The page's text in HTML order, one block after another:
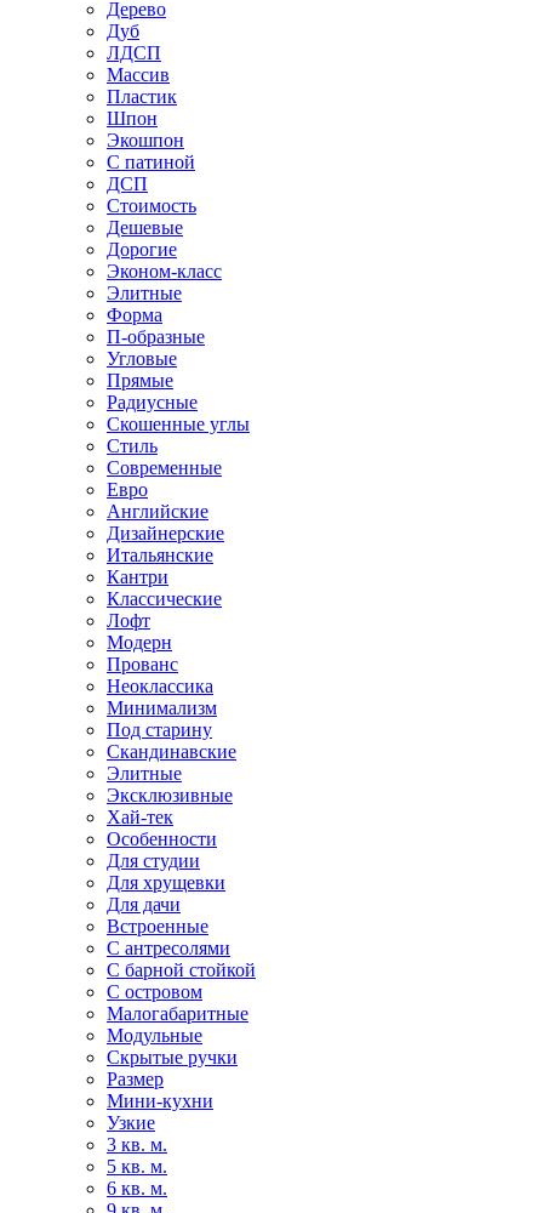
Дерево
Дуб
ЛДСП
Массив
Пластик
Шпон
Экошпон
С патиной
ДСП
Стоимость
Дешевые
Дорогие
Эконом-класс
Элитные
Форма
П-образные
Угловые
Прямые
Радиусные
Скошенные углы
Стиль
Современные
Евро
Английские
Дизайнерские
Итальянские
Кантри
Классические
Лофт
Модерн
Прованс
Неоклассика
Минимализм
Под старину
Скандинавские
Элитные
Эксклюзивные
Хай-тек
Особенности
Для студии
Для хрущевки
Для дачи
Встроенные
С антресолями
С барной стойкой
С островом
Малогабаритные
Модульные
Скрытые ручки
Размер
Мини-кухни
Узкие
3 кв. м.
5 кв. м.
6 кв. м.